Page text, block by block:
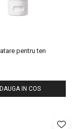
pentru ten
IN COS